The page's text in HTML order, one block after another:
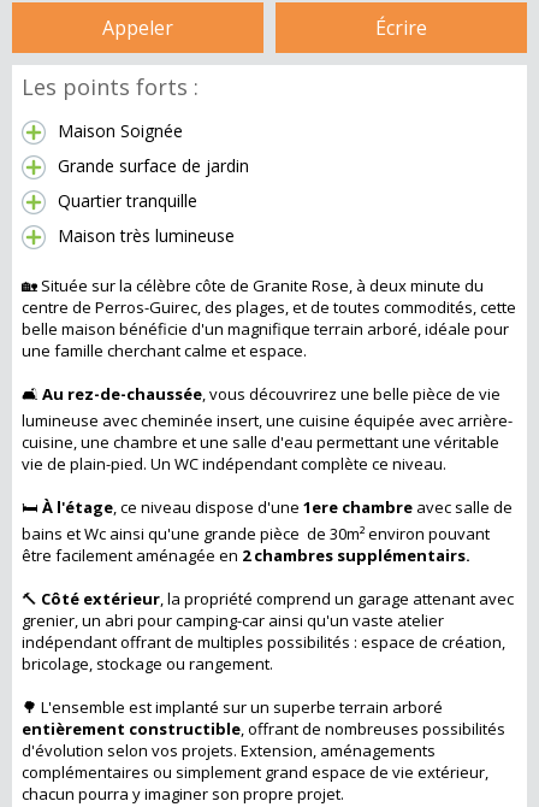
Appeler Écrire
Les points forts :
Maison Soignée
Grande surface de jardin
Quartier tranquille
Maison très lumineuse
🏡 Située sur la célèbre côte de Granite Rose, à deux minute du
centre de Perros-Guirec, des plages, et de toutes commodités, cette
belle maison bénéficie d'un magnifique terrain arboré, idéale pour
une famille cherchant calme et espace.
🛋️ Au rez-de-chaussée, vous découvrirez une belle pièce de vie
lumineuse avec cheminée insert, une cuisine équipée avec arrière-
cuisine, une chambre et une salle d'eau permettant une véritable
vie de plain-pied. Un WC indépendant complète ce niveau.
🛏️ À l'étage, ce niveau dispose d'une 1ere chambre avec salle de
bains et Wc ainsi qu'une grande pièce de 30m² environ pouvant
être facilement aménagée en 2 chambres supplémentairs.
🔨 Côté extérieur, la propriété comprend un garage attenant avec
grenier, un abri pour camping-car ainsi qu'un vaste atelier
indépendant offrant de multiples possibilités : espace de création,
bricolage, stockage ou rangement.
🌳 L'ensemble est implanté sur un superbe terrain arboré
entièrement constructible, offrant de nombreuses possibilités
d'évolution selon vos projets. Extension, aménagements
complémentaires ou simplement grand espace de vie extérieur,
chacun pourra y imaginer son propre projet.